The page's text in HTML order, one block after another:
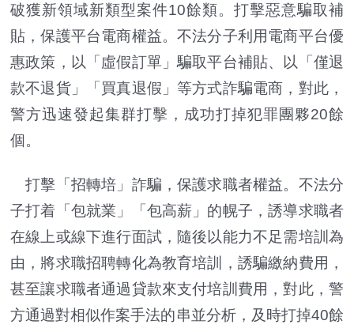
破獲新領域新類型案件10餘類。打擊惡意騙取補
貼，保護平台電商權益。不法分子利用電商平台優
惠政策，以「虛假訂單」騙取平台補貼、以「僅退
款不退貨」「買真退假」等方式詐騙電商，對此，
警方迅速發起集群打擊，成功打掉犯罪團夥20餘
個。
打擊「招轉培」詐騙，保護求職者權益。不法分
子打着「包就業」「包高薪」的幌子，誘導求職者
在線上或線下進行面試，隨後以能力不足需培訓為
由，將求職招聘轉化為教育培訓，誘騙繳納費用，
甚至讓求職者通過貸款來支付培訓費用，對此，警
方通過對相似作案手法的串並分析，及時打掉40餘